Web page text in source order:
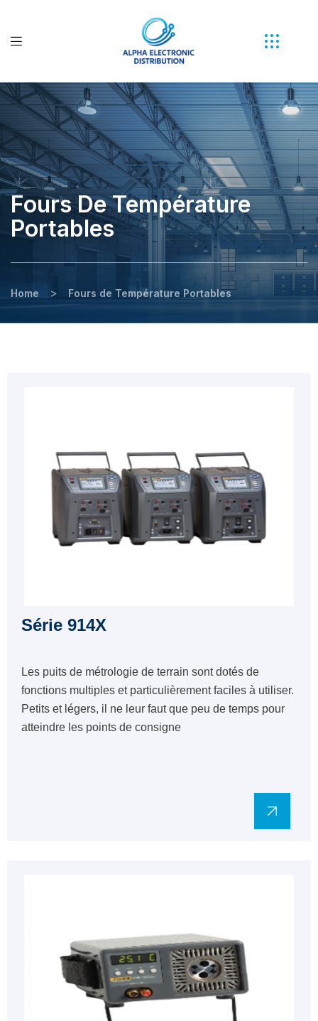
Fours De Température
Portables
Home > Fours de Température Portables
Série 914X
Les puits de métrologie de terrain sont dotés de
fonctions multiples et particulièrement faciles à utiliser.
Petits et légers, il ne leur faut que peu de temps pour
atteindre les points de consigne